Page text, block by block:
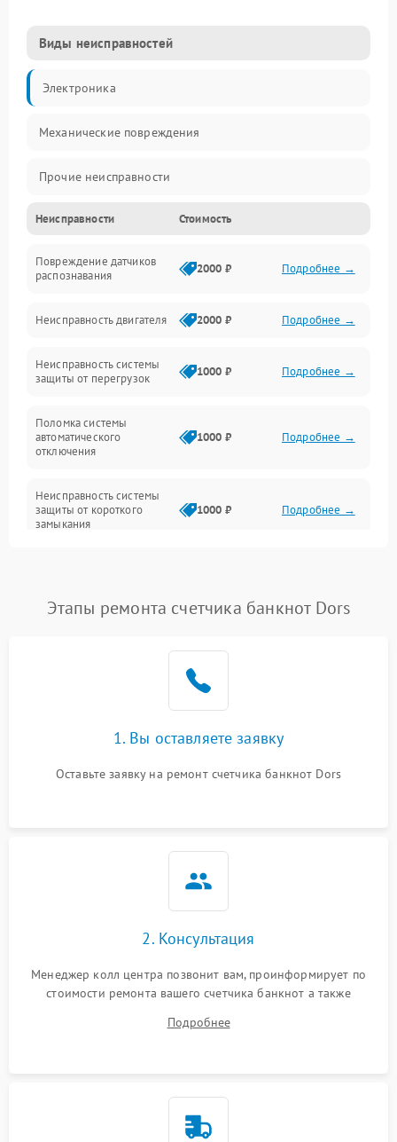
Виды неисправностей
Электроника
Механические повреждения
Прочие неисправности
Включение и работа
Счёт банкнот
Шум и механика
Неисправности Стоимость
Повреждение датчиков
распознавания
2000 ₽ Подробнее →
Неисправность двигателя 2000 ₽ Подробнее →
Неисправность системы
защиты от перегрузок
1000 ₽ Подробнее →
Поломка системы
автоматического
отключения
1000 ₽ Подробнее →
Неисправность системы
защиты от короткого
замыкания
1000 ₽ Подробнее →
1000 ₽
защиты от перегрузок
1000 ₽
Поломка системы защиты
1000 ₽
Этапы ремонта счетчика банкнот Dors
1. Вы оставляете заявку
Оставьте заявку на ремонт счетчика банкнот Dors
2. Консультация
Менеджер колл центра позвонит вам, проинформирует по
стоимости ремонта вашего счетчика банкнот а также
Подробнее